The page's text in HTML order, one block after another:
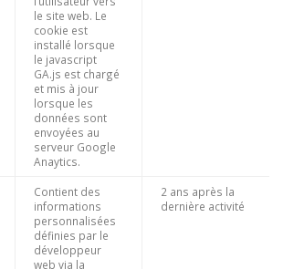
le site web. Le
cookie est
installé lorsque
le javascript
GA.js est chargé
et mis à jour
lorsque les
données sont
envoyées au
serveur Google
Anaytics.
Contient des
informations
personnalisées
définies par le
développeur
web via la
2 ans après la
dernière activité